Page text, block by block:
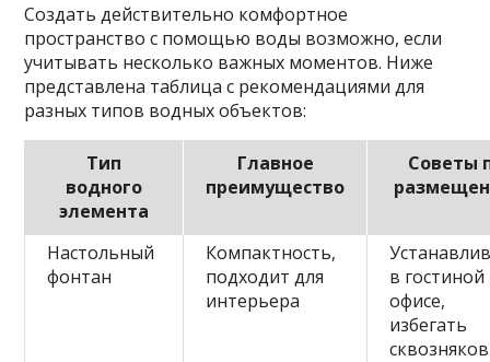
Создать действительно комфортное
пространство с помощью воды возможно, если
учитывать несколько важных моментов. Ниже
представлена таблица с рекомендациями для
разных типов водных объектов:
Тип
водного
элемента
Главное
преимущество
Советы
Настольный
фонтан
Компактность,
подходит для
интерьера
в
офисе,
избегать
сквозняков